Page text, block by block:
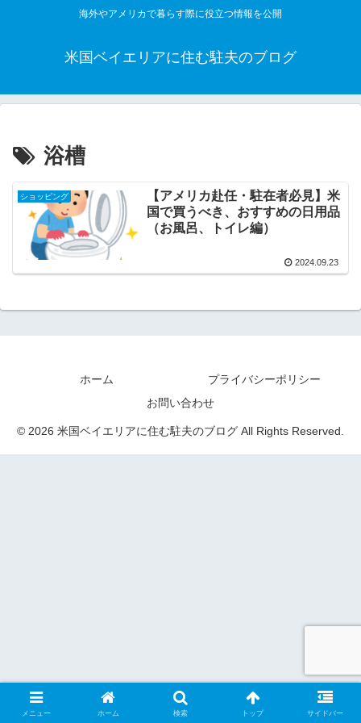
海外やアメリカで暮らす際に役立つ情報を公開
米国ベイエリアに住む駐夫のブログ
浴槽
ショッピング
【アメリカ赴任・駐在者必見】米
国で買うべき、おすすめの日用品
（お風呂、トイレ編）
2024.09.23
ホーム
プライバシーポリシー
お問い合わせ
© 2026 米国ベイエリアに住む駐夫のブログ All Rights Reserved.
メニュー ホーム 検索 トップ サイドバー